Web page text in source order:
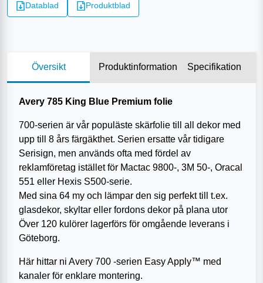
Datablad Produktblad
Översikt Produktinformation Specifikation
Avery 785 King Blue Premium folie
700-serien är vår populäste skärfolie till all dekor med
upp till 8 års färgäkthet. Serien ersatte vår tidigare
Serisign, men används ofta med fördel av
reklamföretag istället för Mactac 9800-, 3M 50-, Oracal
551 eller Hexis S500-serie.
Med sina 64 my och lämpar den sig perfekt till t.ex.
glasdekor, skyltar eller fordons dekor på plana utor
Över 120 kulörer lagerförs för omgående leverans i
Göteborg.
Här hittar ni Avery 700 -serien Easy Apply™ med
kanaler för enklare montering.